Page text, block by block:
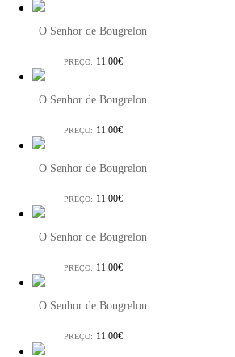
O Senhor de Bougrelon
PREÇO: 11.00€
O Senhor de Bougrelon
PREÇO: 11.00€
O Senhor de Bougrelon
PREÇO: 11.00€
O Senhor de Bougrelon
PREÇO: 11.00€
O Senhor de Bougrelon
PREÇO: 11.00€